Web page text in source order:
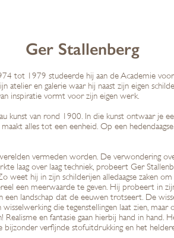
Ger Stallenberg
tot 1979 studeerde hij aan de Academie
atelier en galerie waar hij naast zijn eigen
inspiratie vormt voor zijn eigen werk.
van rond 1900. In die kunst ontwaar je
alles tot een eenheid. Op een
vermeden worden. De verwondering
laag over laag techniek, probeert Ger
weet hij in zijn schilderijen alledaagse zaken
een meerwaarde te geven. Hij probeert in
landschap dat de eeuwen trotseert. De
die tegenstellingen laat zien, maar
en fantasie gaan hierbij hand in
verfijnde stofuitdrukking en het